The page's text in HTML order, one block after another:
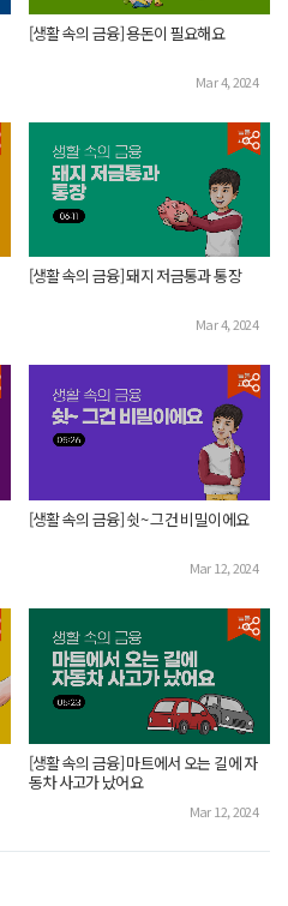
[생활 속의 금융] 용돈이 필요해요
Mar 4, 2024
[생활 속의 금융] 돼지 저금통과 통장
Mar 4, 2024
[생활 속의 금융] 쉿~ 그건 비밀이에요
Mar 12, 2024
[생활 속의 금융] 마트에서 오는 길에 자
동차 사고가 났어요
Mar 12, 2024